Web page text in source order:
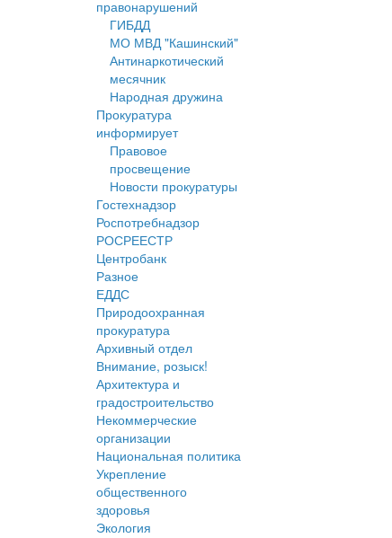
правонарушений
ГИБДД
МО МВД "Кашинский"
Антинаркотический
месячник
Народная дружина
Прокуратура
информирует
Правовое
просвещение
Новости прокуратуры
Гостехнадзор
Роспотребнадзор
РОСРЕЕСТР
Центробанк
Разное
ЕДДС
Природоохранная
прокуратура
Архивный отдел
Внимание, розыск!
Архитектура и
градостроительство
Некоммерческие
организации
Национальная политика
Укрепление
общественного
здоровья
Экология